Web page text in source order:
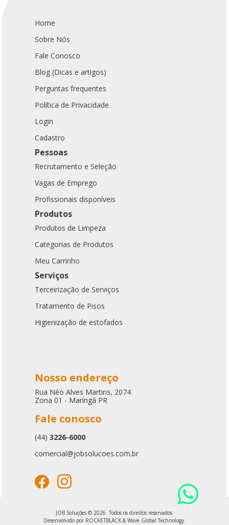
Home
Sobre Nós
Fale Conosco
Blog (Dicas e artigos)
Perguntas frequentes
Política de Privacidade
Login
Cadastro
Pessoas
Recrutamento e Seleção
Vagas de Emprego
Profissionais disponíveis
Produtos
Produtos de Limpeza
Categorias de Produtos
Meu Carrinho
Serviços
Terceirização de Serviços
Tratamento de Pisos
Higienização de estofados
Nosso endereço
Rua Néo Alves Martins, 2074
Zona 01 - Maringá PR
Fale conosco
(44) 3226-6000
comercial@jobsolucoes.com.br
JOB Soluções © 2026. Todos os direitos reservados.
Desenvolvido por ROCKETBLACK & Wave Global Technology.